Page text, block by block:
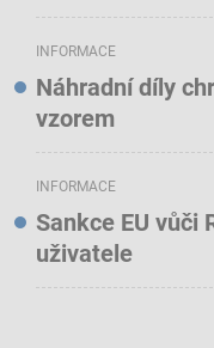
INFORMACE
Náhradní díly
vzorem
INFORMACE
Sankce EU vůči
uživatele